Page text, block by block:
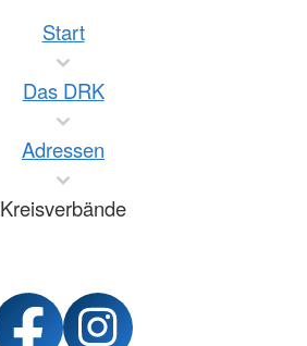
Start
Das DRK
Adressen
Kreisverbände